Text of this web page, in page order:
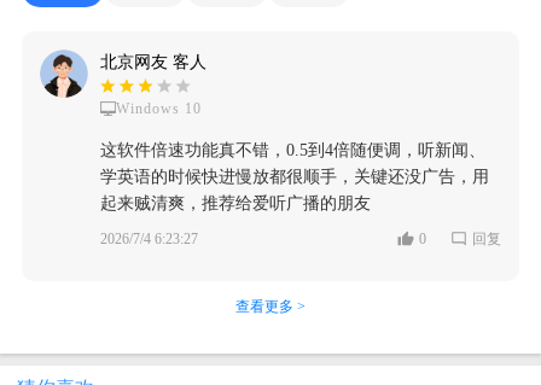
北京网友 客人
Windows 10
这软件倍速功能真不错，0.5到4倍随便调，听新闻、
学英语的时候快进慢放都很顺手，关键还没广告，用
起来贼清爽，推荐给爱听广播的朋友
2026/7/4 6:23:27 0 回复
查看更多 >